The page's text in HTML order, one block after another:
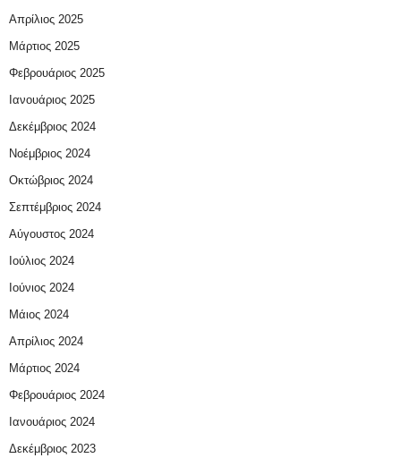
Απρίλιος 2025
Μάρτιος 2025
Φεβρουάριος 2025
Ιανουάριος 2025
Δεκέμβριος 2024
Νοέμβριος 2024
Οκτώβριος 2024
Σεπτέμβριος 2024
Αύγουστος 2024
Ιούλιος 2024
Ιούνιος 2024
Μάιος 2024
Απρίλιος 2024
Μάρτιος 2024
Φεβρουάριος 2024
Ιανουάριος 2024
Δεκέμβριος 2023